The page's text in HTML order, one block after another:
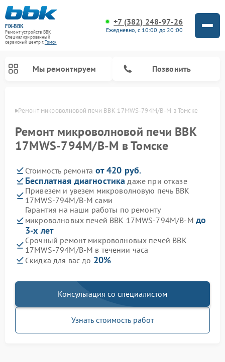
FIX-BBK
Ремонт устройств BBK
Специализированный
cервисный центр г.Томск
+7 (382) 248-97-26
Ежедневно, с 10:00 до 20:00
Мы ремонтируем Позвонить
Ремонт микроволновой печи BBK 17MWS-794M/B-M в Томске
Ремонт микроволновой печи BBK
17MWS-794M/B-M в Томске
Стоимость ремонта от 420 руб.
Бесплатная диагностика даже при отказе
Привезем и увезем микроволновую печь BBK
17MWS-794M/B-M сами
Гарантия на наши работы по ремонту
микроволновых печей BBK 17MWS-794M/B-M до
3-х лет
Срочный ремонт микроволновых печей BBK
17MWS-794M/B-M в течении часа
Скидка для вас до 20%
Консультация со специалистом
Узнать стоимость работ